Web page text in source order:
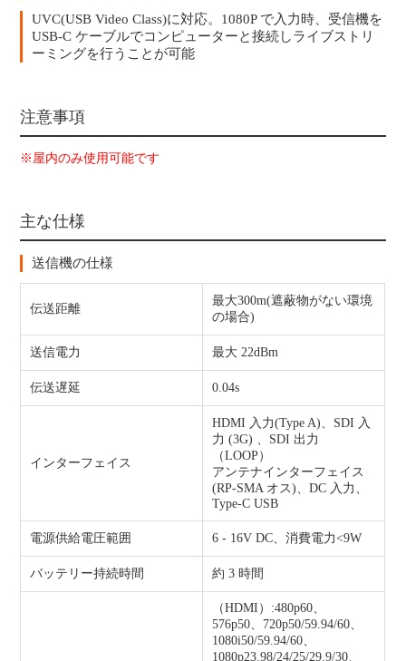
UVC(USB Video Class)に対応。1080P で入力時、受信機を
USB-C ケーブルでコンピューターと接続しライブストリ
ーミングを行うことが可能
注意事項
※屋内のみ使用可能です
主な仕様
送信機の仕様
伝送距離
最大300m(遮蔽物がない環境
の場合)
送信電力 最大 22dBm
伝送遅延 0.04s
インターフェイス
HDMI 入力(Type A)、SDI 入
力 (3G) 、SDI 出力
（LOOP）
アンテナインターフェイス
(RP-SMA オス)、DC 入力、
Type-C USB
電源供給電圧範囲 6 - 16V DC、消費電力<9W
バッテリー持続時間 約 3 時間
（HDMI）:480p60、
576p50、720p50/59.94/60、
1080i50/59.94/60、
1080p23.98/24/25/29.9/30、